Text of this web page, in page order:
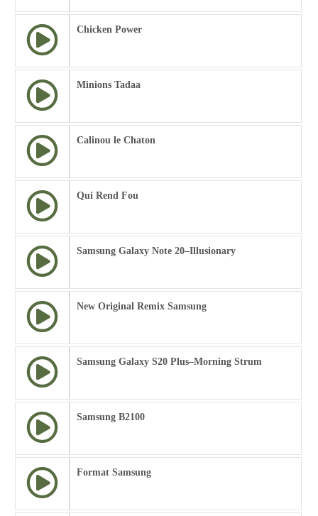
Chicken Power
Minions Tadaa
Calinou le Chaton
Qui Rend Fou
Samsung Galaxy Note 20–Illusionary
New Original Remix Samsung
Samsung Galaxy S20 Plus–Morning Strum
Samsung B2100
Format Samsung